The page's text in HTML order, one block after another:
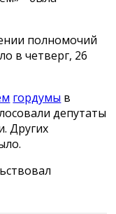
полномочий
в четверг, 26
гордумы в
депутаты
Других